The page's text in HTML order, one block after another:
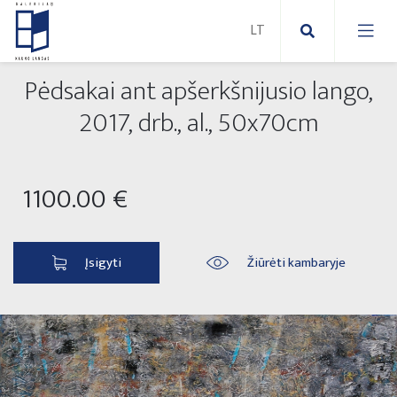
Nauji paveikslai
Modernūs paveikslai
Paveikslai ant drobės
Paveikslai ant popieriaus
Lauko skulptūros
Liaudies skulptūros
Parodos 2025
Pėdsakai ant apšerkšnijusio lango,
2017, drb., al., 50x70cm
1100.00 €
Įsigyti Žiūrėti kambaryje